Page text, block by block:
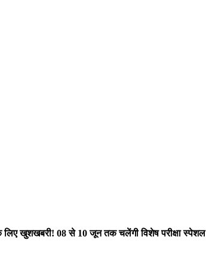
के लिए खुशखबरी! 08 से 10 जून तक चलेंगी विशेष परीक्षा